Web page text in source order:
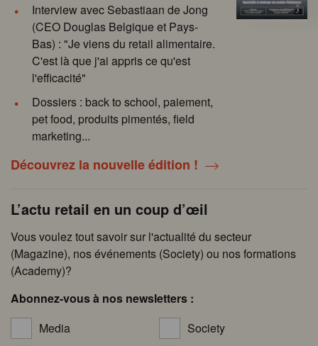
Interview avec Sebastiaan de Jong
(CEO Douglas Belgique et Pays-
Bas) : "Je viens du retail alimentaire.
C'est là que j'ai appris ce qu'est
l'efficacité"
Dossiers : back to school, paiement,
pet food, produits pimentés, field
marketing...
Découvrez la nouvelle édition !
L’actu retail en un coup d’œil
Vous voulez tout savoir sur l'actualité du secteur
(Magazine), nos événements (Society) ou nos formations
(Academy)?
Abonnez-vous à nos newsletters :
Media
Society